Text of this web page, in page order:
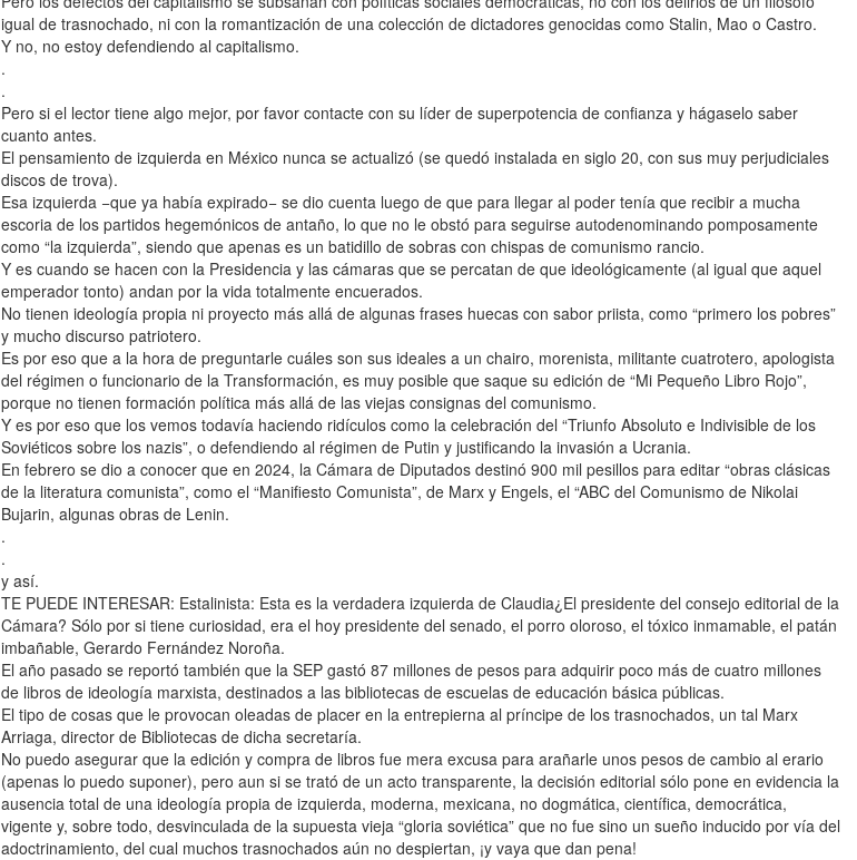
igual de trasnochado, ni con la romantización de una colección de dictadores genocidas como Stalin, Mao o Castro.
Y no, no estoy defendiendo al capitalismo.
.
.
Pero si el lector tiene algo mejor, por favor contacte con su líder de superpotencia de confianza y hágaselo saber
cuanto antes.
El pensamiento de izquierda en México nunca se actualizó (se quedó instalada en siglo 20, con sus muy perjudiciales
discos de trova).
Esa izquierda −que ya había expirado− se dio cuenta luego de que para llegar al poder tenía que recibir a mucha
escoria de los partidos hegemónicos de antaño, lo que no le obstó para seguirse autodenominando pomposamente
como “la izquierda”, siendo que apenas es un batidillo de sobras con chispas de comunismo rancio.
Y es cuando se hacen con la Presidencia y las cámaras que se percatan de que ideológicamente (al igual que aquel
emperador tonto) andan por la vida totalmente encuerados.
No tienen ideología propia ni proyecto más allá de algunas frases huecas con sabor priista, como “primero los pobres”
y mucho discurso patriotero.
Es por eso que a la hora de preguntarle cuáles son sus ideales a un chairo, morenista, militante cuatrotero, apologista
del régimen o funcionario de la Transformación, es muy posible que saque su edición de “Mi Pequeño Libro Rojo”,
porque no tienen formación política más allá de las viejas consignas del comunismo.
Y es por eso que los vemos todavía haciendo ridículos como la celebración del “Triunfo Absoluto e Indivisible de los
Soviéticos sobre los nazis”, o defendiendo al régimen de Putin y justificando la invasión a Ucrania.
En febrero se dio a conocer que en 2024, la Cámara de Diputados destinó 900 mil pesillos para editar “obras clásicas
de la literatura comunista”, como el “Manifiesto Comunista”, de Marx y Engels, el “ABC del Comunismo de Nikolai
Bujarin, algunas obras de Lenin.
.
.
y así.
TE PUEDE INTERESAR: Estalinista: Esta es la verdadera izquierda de Claudia¿El presidente del consejo editorial de la
Cámara? Sólo por si tiene curiosidad, era el hoy presidente del senado, el porro oloroso, el tóxico inmamable, el patán
imbañable, Gerardo Fernández Noroña.
El año pasado se reportó también que la SEP gastó 87 millones de pesos para adquirir poco más de cuatro millones
de libros de ideología marxista, destinados a las bibliotecas de escuelas de educación básica públicas.
El tipo de cosas que le provocan oleadas de placer en la entrepierna al príncipe de los trasnochados, un tal Marx
Arriaga, director de Bibliotecas de dicha secretaría.
No puedo asegurar que la edición y compra de libros fue mera excusa para arañarle unos pesos de cambio al erario
(apenas lo puedo suponer), pero aun si se trató de un acto transparente, la decisión editorial sólo pone en evidencia la
ausencia total de una ideología propia de izquierda, moderna, mexicana, no dogmática, científica, democrática,
vigente y, sobre todo, desvinculada de la supuesta vieja “gloria soviética” que no fue sino un sueño inducido por vía del
adoctrinamiento, del cual muchos trasnochados aún no despiertan, ¡y vaya que dan pena!